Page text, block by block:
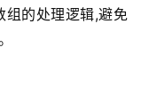
组的处理逻辑,避免